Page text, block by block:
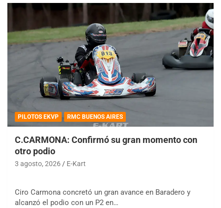
PILOTOS EKVP RMC BUENOS AIRES
C.CARMONA: Confirmó su gran momento con
otro podio
3 agosto, 2026 E-Kart
Ciro Carmona concretó un gran avance en Baradero y
alcanzó el podio con un P2 en…
08/09-AGO